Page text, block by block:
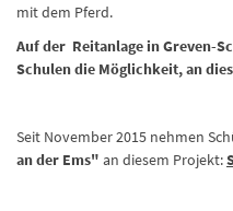
mit dem Pferd.
Auf der Reitanlage in Greven-
Schulen die Möglichkeit, an
Seit November 2015 nehmen
an der Ems" an diesem Projekt: